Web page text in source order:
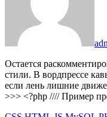
Остается раскомментировать и кавычки изменить, и добавить
стили. В вордпрессе
если лень лишние
>>> <?php //// Пример